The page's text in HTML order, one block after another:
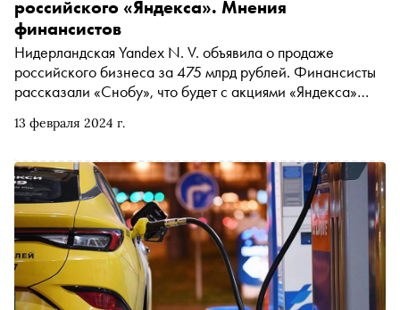
13 февраля 2024 г.
российского «Яндекса». Мнения
финансистов
Нидерландская Yandex N. V. объявила о продаже
российского бизнеса за 475 млрд рублей. Финансисты
рассказали «Снобу», что будет с акциями «Яндекса»
ценных бумаг